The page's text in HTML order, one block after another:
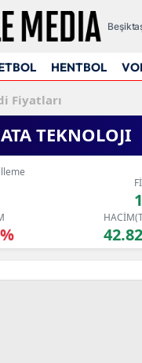
HENTBOL
Fiyatları
TEKNOLOJI